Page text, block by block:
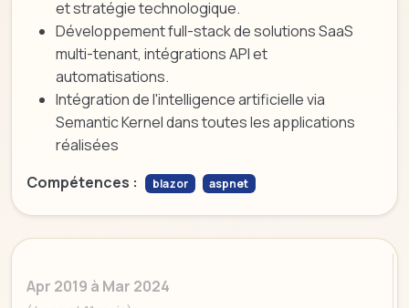
et stratégie technologique.
Développement full-stack de solutions SaaS
multi-tenant, intégrations API et
automatisations.
Intégration de l'intelligence artificielle via
Semantic Kernel dans toutes les applications
réalisées
Compétences :
blazor aspnet
Apr 2019 à Mar 2024